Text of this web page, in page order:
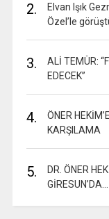
2.
Elvan Işık
Özel’le
3.
ALİ TEMÜR:
EDECEK”
4.
ÖNER
KARŞILAMA
5.
DR. ÖNER
GİRESUN’DA…